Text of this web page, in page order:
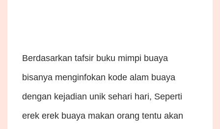
Berdasarkan tafsir buku mimpi buaya
bisanya menginfokan kode alam buaya
dengan kejadian unik sehari hari, Seperti
erek erek buaya makan orang tentu akan